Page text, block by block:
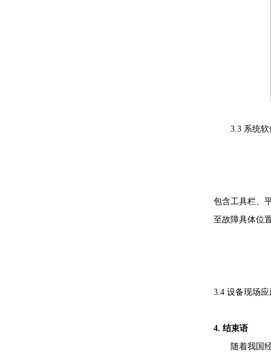
3.3 系统软
包含工具栏、
至故障具体位
3.4 设备现场
4. 结束语
随着我国经